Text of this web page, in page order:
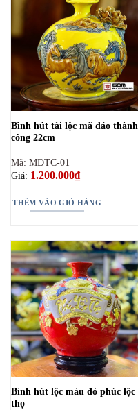
Bình hút tài lộc mã đáo thành
công 22cm
Mã: MĐTC-01
Giá: 1.200.000₫
THÊM VÀO GIỎ HÀNG
Bình hút lộc màu đỏ phúc lộc
thọ